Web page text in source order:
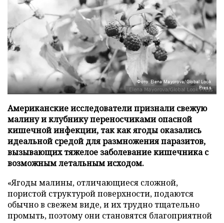
Фото: Elena Mayorova/Global Look
Press
Американские исследователи признали свежую
малину и клубнику переносчиками опасной
кишечной инфекции, так как ягоды оказались
идеальной средой для размножения паразитов,
вызывающих тяжелое заболевание кишечника с
возможным летальным исходом.
«Ягоды малины, отличающиеся сложной,
пористой структурой поверхности, подаются
обычно в свежем виде, и их трудно тщательно
промыть, поэтому они становятся благоприятной